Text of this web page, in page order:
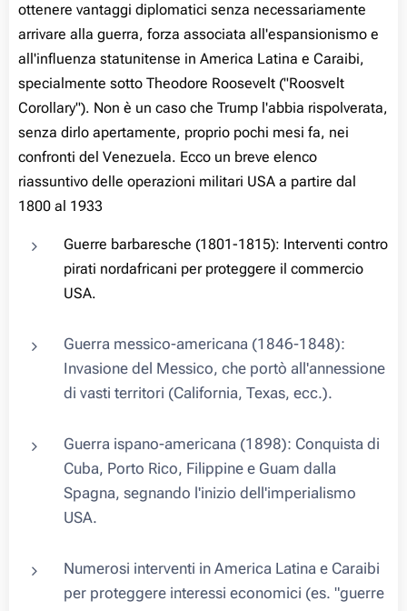
ottenere vantaggi diplomatici senza necessariamente
arrivare alla guerra, forza associata all'espansionismo e
all'influenza statunitense in America Latina e Caraibi,
specialmente sotto Theodore Roosevelt ("Roosvelt
Corollary"). Non è un caso che Trump l'abbia rispolverata,
senza dirlo apertamente, proprio pochi mesi fa, nei
confronti del Venezuela. Ecco un breve elenco
riassuntivo delle operazioni militari USA a partire dal
1800 al 1933
Guerre barbaresche (1801-1815): Interventi contro
pirati nordafricani per proteggere il commercio
USA.
Guerra messico-americana (1846-1848):
Invasione del Messico, che portò all'annessione
di vasti territori (California, Texas, ecc.).
Guerra ispano-americana (1898): Conquista di
Cuba, Porto Rico, Filippine e Guam dalla
Spagna, segnando l'inizio dell'imperialismo
USA.
Numerosi interventi in America Latina e Caraibi
per proteggere interessi economici (es. "guerre